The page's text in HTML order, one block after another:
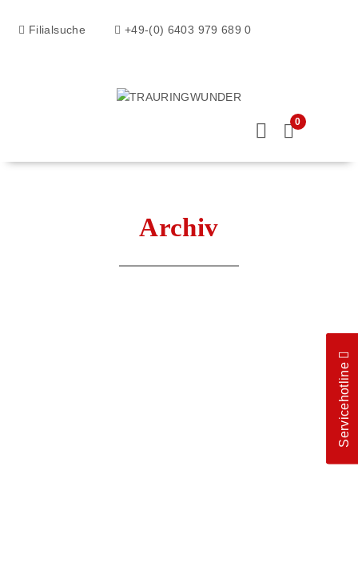
Filialsuche +49-(0) 6403 979 689 0
0
Archiv
Servicehotline